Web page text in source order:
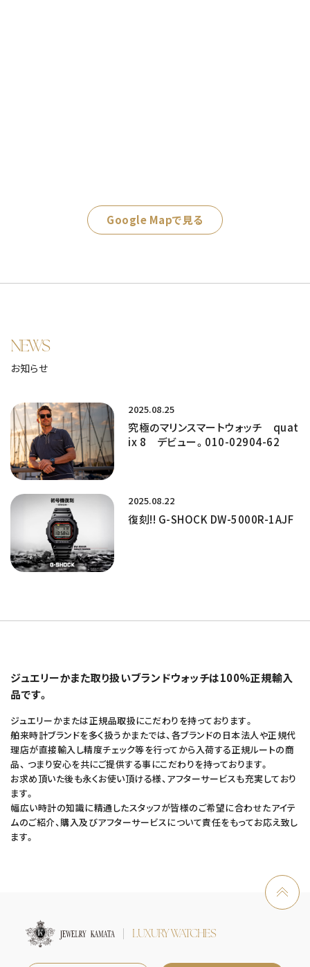
Google Mapで見る
NEWS
お知らせ
2025.08.25
究極のマリンスマートウォッチ quat
ix 8 デビュー。010-02904-62
2025.08.22
復刻!! G-SHOCK DW-5000R-1AJF
ジュエリーかまた取り扱いブランドウォッチは100%正規輸入
品です。
ジュエリーかまたは正規品取扱にこだわりを持っております。
舶来時計ブランドを多く扱うかまたでは、各ブランドの日本法人や正規代
理店が直接輸入し精度チェック等を行ってから入荷する正規ルートの商
品、 つまり安心を共にご提供する事にこだわりを持っております。
お求め頂いた後も永くお使い頂ける様、アフターサービスも充実しており
ます。
幅広い時計の知識に精通したスタッフが皆様のご希望に合わせたアイテ
ムのご紹介、購入及びアフターサービスについて責任をもってお応え致し
ます。
LUXURY WATCHES